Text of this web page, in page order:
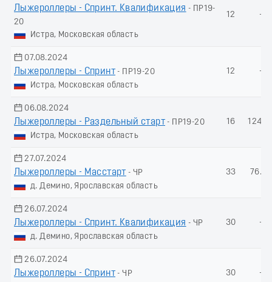
Лыжероллеры - Спринт. Квалификация - ПР19-
20
Истра, Московская область
12 -
07.08.2024
Лыжероллеры - Спринт - ПР19-20
Истра, Московская область
12 -
06.08.2024
Лыжероллеры - Раздельный старт - ПР19-20
Истра, Московская область
16
27.07.2024
Лыжероллеры - Масстарт - ЧР
д. Демино, Ярославская область
33 76.78
26.07.2024
Лыжероллеры - Спринт. Квалификация - ЧР
д. Демино, Ярославская область
30 -
26.07.2024
Лыжероллеры - Спринт - ЧР 30 -